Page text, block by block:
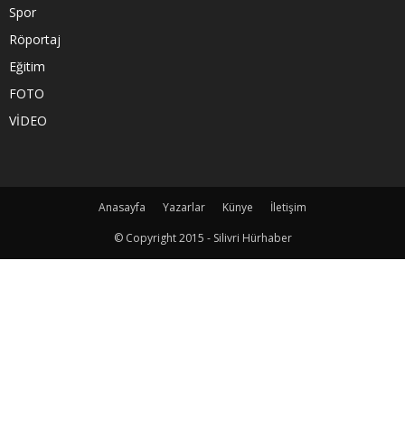
Spor
Röportaj
Eğitim
FOTO
VİDEO
Anasayfa Yazarlar Künye
İletişim
© Copyright 2015 - Silivri Hürhaber